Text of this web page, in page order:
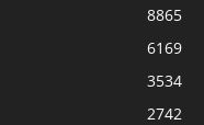
8865
6169
3534
2742